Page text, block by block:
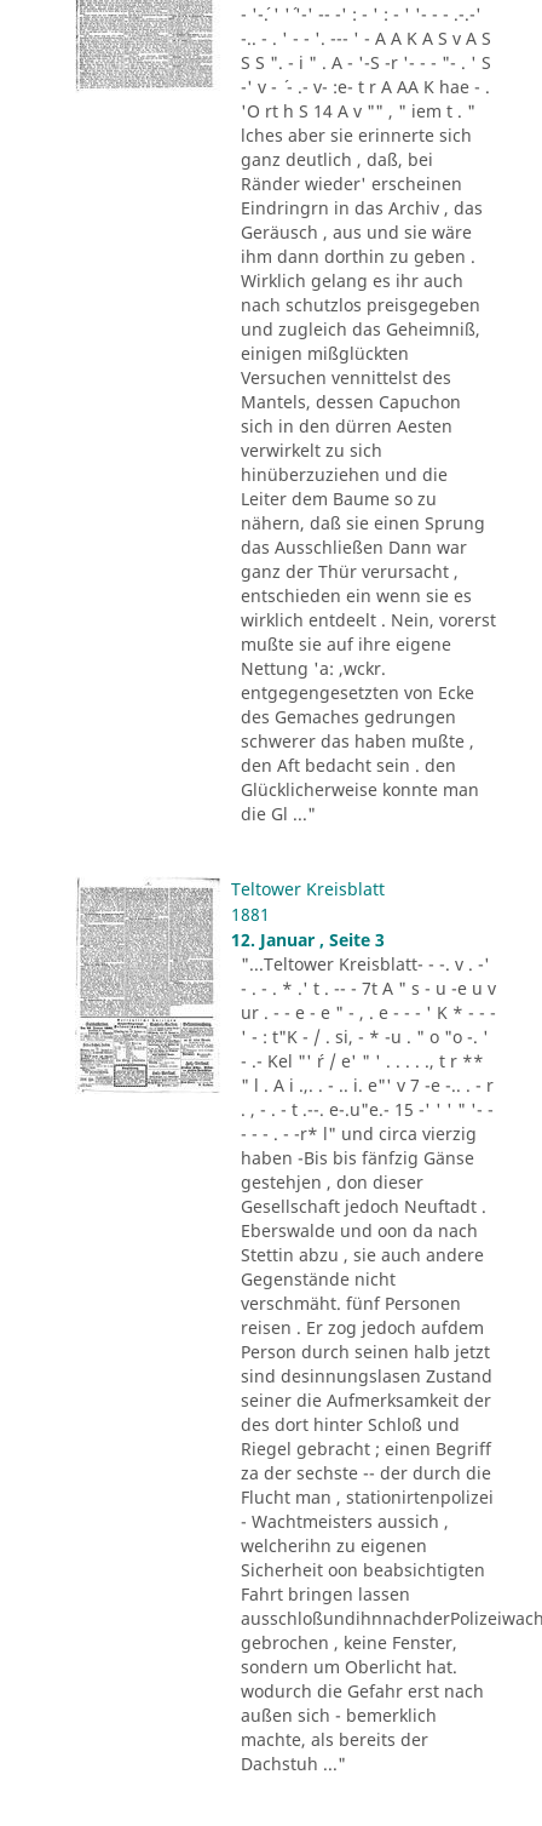
- '-´. ' '´ '-' -- -' : - ' : - ' '- - - .-.-'
-.. - . ' - - '. --- ' - A A K A S v A S
S S ". - i " . A - '-S -r '- - - "- . ' S
-' v - ´ - .- v- :e- t r A AA K hae - .
'O rt h S 14 A v "" , " iem t . "
lches aber sie erinnerte sich
ganz deutlich , daß, bei
Ränder wieder' erscheinen
Eindringrn in das Archiv , das
Geräusch , aus und sie wäre
ihm dann dorthin zu geben .
Wirklich gelang es ihr auch
nach schutzlos preisgegeben
und zugleich das Geheimniß,
einigen mißglückten
Versuchen vennittelst des
Mantels, dessen Capuchon
sich in den dürren Aesten
verwirkelt zu sich
hinüberzuziehen und die
Leiter dem Baume so zu
nähern, daß sie einen Sprung
das Ausschließen Dann war
ganz der Thür verursacht ,
entschieden ein wenn sie es
wirklich entdeelt . Nein, vorerst
mußte sie auf ihre eigene
Nettung 'a: ,wckr.
entgegengesetzten von Ecke
des Gemaches gedrungen
schwerer das haben mußte ,
den Aft bedacht sein . den
Glücklicherweise konnte man
die Gl ..."
Teltower Kreisblatt
1881
12. Januar , Seite 3
"...Teltower Kreisblatt- - -. v . -'
- . - . * .' t . -- - 7t A " s - u -e u v
ur . - - e - e " - , . e - - - ' K * - - -
' - : t"K - / . si, - * -u . " o "o -. '
- .- Kel "' ´r / e' " ' . . . . ., t r **
" l . A i .,. . - .. i. e"' v 7 -e -.. . - r
. , - . - t .--. e-.u"e.- 15 -' ' ' " '- -
- - - . - -r* l" und circa vierzig
haben -Bis bis fänfzig Gänse
gestehjen , don dieser
Gesellschaft jedoch Neuftadt .
Eberswalde und oon da nach
Stettin abzu , sie auch andere
Gegenstände nicht
verschmäht. fünf Personen
reisen . Er zog jedoch aufdem
Person durch seinen halb jetzt
sind desinnungslasen Zustand
seiner die Aufmerksamkeit der
des dort hinter Schloß und
Riegel gebracht ; einen Begriff
za der sechste -- der durch die
Flucht man , stationirtenpolizei
- Wachtmeisters aussich ,
welcherihn zu eigenen
Sicherheit oon beabsichtigten
Fahrt bringen lassen
gebrochen , keine Fenster,
sondern um Oberlicht hat.
wodurch die Gefahr erst nach
außen sich - bemerklich
machte, als bereits der
Dachstuh ..."